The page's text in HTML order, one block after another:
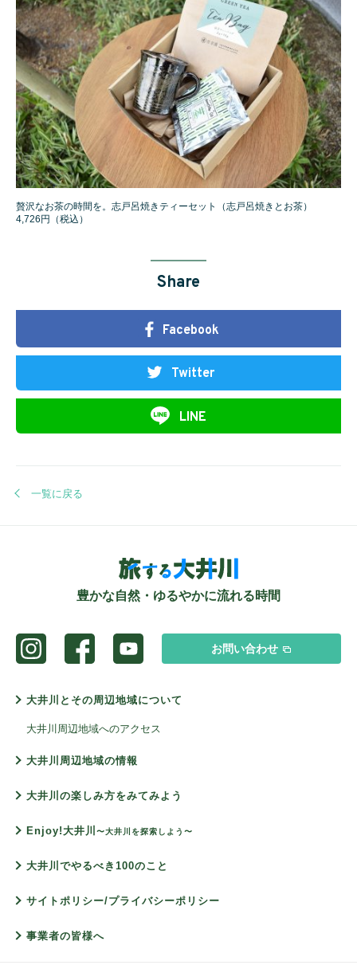
贅沢なお茶の時間を。志戸呂焼きティーセット（志戸呂焼きとお茶）
4,726円（税込）
Share
Facebook
Twitter
LINE
一覧に戻る
豊かな自然・ゆるやかに流れる時間
お問い合わせ
大井川とその周辺地域について
大井川周辺地域へのアクセス
大井川周辺地域の情報
大井川の楽しみ方をみてみよう
Enjoy!大井川 〜大井川を探索しよう〜
大井川でやるべき100のこと
サイトポリシー/プライバシーポリシー
事業者の皆様へ